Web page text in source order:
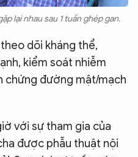
lại nhau sau 1 tuần ghép gan.
dõi kháng thể,
kiểm soát nhiễm
chứng đường mật/mạch
với sự tham gia của
được phẫu thuật nội